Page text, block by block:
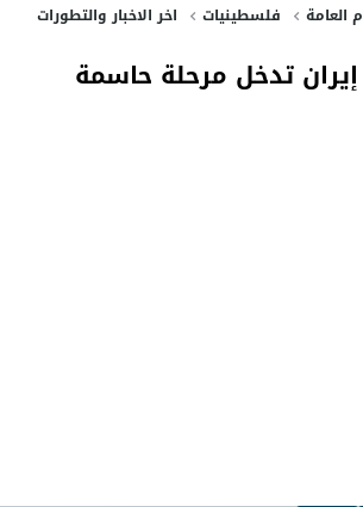
العامة فلسطينيات اخر الاخبار والتطورات
تدخل مرحلة حاسمة